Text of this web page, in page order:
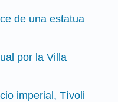
de una estatua
por la Villa
imperial, Tívoli